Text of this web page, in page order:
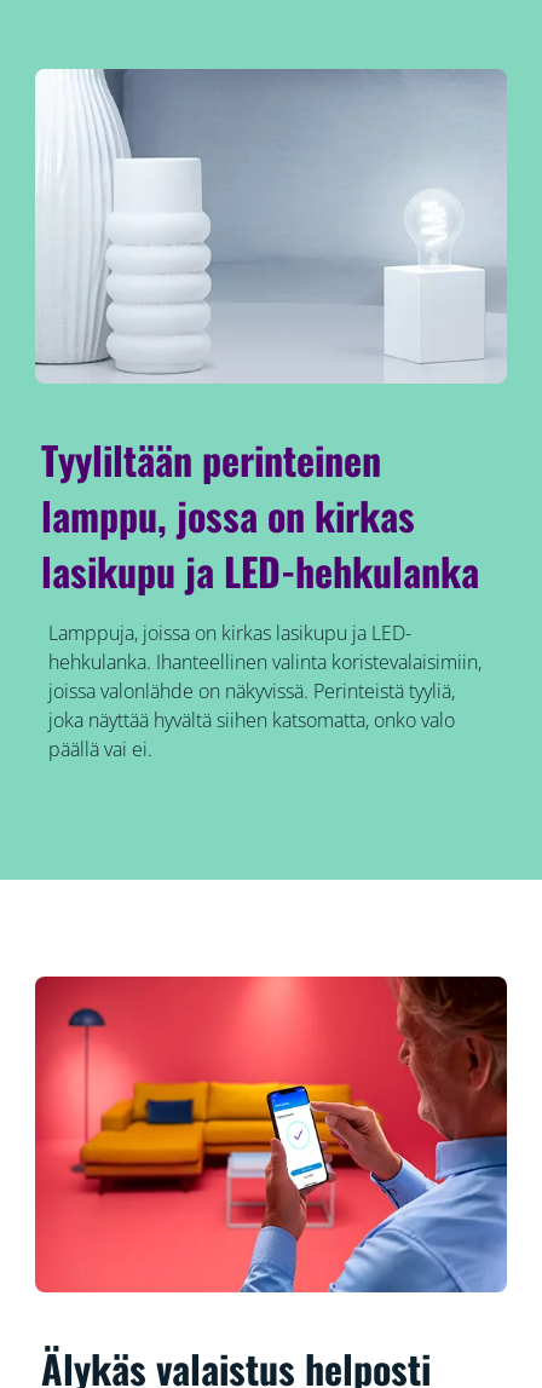
Tyyliltään perinteinen
lamppu, jossa on kirkas
lasikupu ja LED-hehkulanka
Lamppuja, joissa on kirkas lasikupu ja LED-
hehkulanka. Ihanteellinen valinta koristevalaisimiin,
joissa valonlähde on näkyvissä. Perinteistä tyyliä,
joka näyttää hyvältä siihen katsomatta, onko valo
päällä vai ei.
Älykäs valaistus helposti